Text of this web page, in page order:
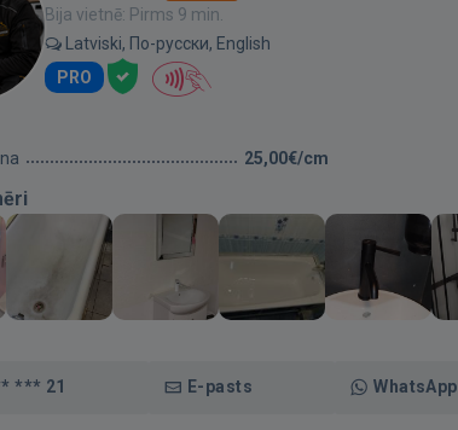
Bija vietnē: Pirms 9 min.
Latviski, По-русски, English
PRO
25,00€/cm
*** 21 E-pasts WhatsApp